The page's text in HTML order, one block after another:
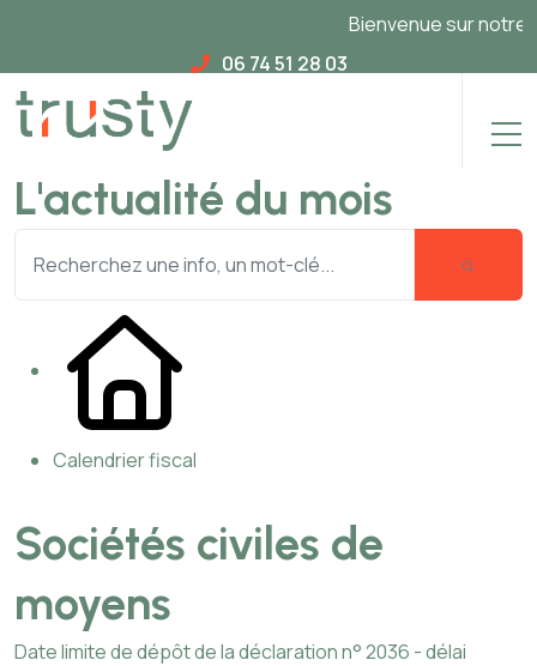
Bienvenue sur notre
06 74 51 28 03
L'actualité du mois
Calendrier fiscal
Sociétés civiles de
moyens
Date limite de dépôt de la déclaration n° 2036 - délai